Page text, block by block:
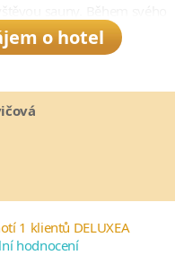
fitness centrum a služeb
převážně z lokálních
pokrmy od slavného
i lahodné nápoje.
o hotel
1 klientů DELUXEA
hodnocení